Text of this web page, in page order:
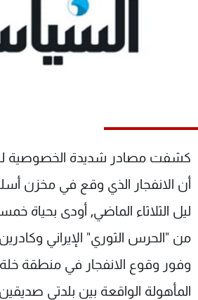
كشفت مصادر شديدة الخصوصية
أن الانفجار الذي وقع في مخزن
ليل الثلاثاء الماضي, أودى بحياة
من "الحرس الثوري" الإيراني
وفور وقوع الانفجار في منطقة خلة
المأهولة الواقعة بين بلدتي
الترددات
عن MTV
الإنـتـاج
لاعلاناتكم
وظائف
تواصل معنا
شروط